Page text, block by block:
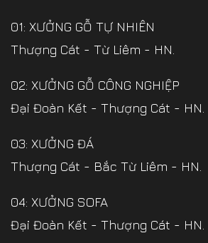
01: XƯỞNG GỖ TỰ NHIÊN
Thượng Cát - Từ Liêm - HN.
02: XƯỞNG GỖ CÔNG NGHIỆP
Đại Đoàn Kết - Thượng Cát - HN.
03: XƯỞNG ĐÁ
Thượng Cát - Bắc Từ Liêm - HN.
04: XƯỞNG SOFA
Đại Đoàn Kết - Thượng Cát - HN.